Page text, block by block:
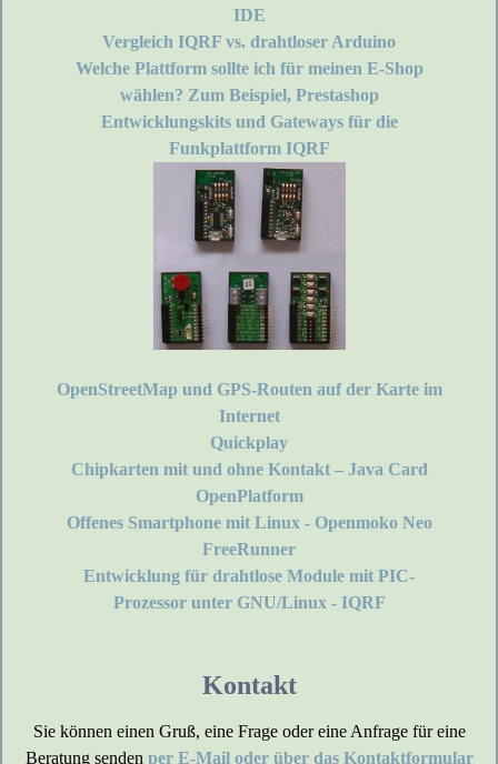
IDE
Vergleich IQRF vs. drahtloser Arduino
Welche Plattform sollte ich für meinen E-Shop
wählen? Zum Beispiel, Prestashop
Entwicklungskits und Gateways für die
Funkplattform IQRF
OpenStreetMap und GPS-Routen auf der Karte im
Internet
Quickplay
Chipkarten mit und ohne Kontakt – Java Card
OpenPlatform
Offenes Smartphone mit Linux - Openmoko Neo
FreeRunner
Entwicklung für drahtlose Module mit PIC-
Prozessor unter GNU/Linux - IQRF
Kontakt
Sie können einen Gruß, eine Frage oder eine Anfrage für eine
Beratung senden per E-Mail oder über das Kontaktformular